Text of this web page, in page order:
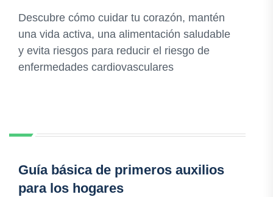
Descubre cómo cuidar tu corazón, mantén
una vida activa, una alimentación saludable
y evita riesgos para reducir el riesgo de
enfermedades cardiovasculares
Guía básica de primeros auxilios
para los hogares